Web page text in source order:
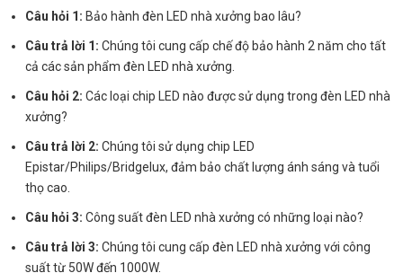
Câu hỏi 1: Bảo hành đèn LED nhà xưởng bao lâu?
Câu trả lời 1: Chúng tôi cung cấp chế độ bảo hành 2 năm cho tất
cả các sản phẩm đèn LED nhà xưởng.
Câu hỏi 2: Các loại chip LED nào được sử dụng trong đèn LED nhà
xưởng?
Câu trả lời 2: Chúng tôi sử dụng chip LED
Epistar/Philips/Bridgelux, đảm bảo chất lượng ánh sáng và tuổi
thọ cao.
Câu hỏi 3: Công suất đèn LED nhà xưởng có những loại nào?
Câu trả lời 3: Chúng tôi cung cấp đèn LED nhà xưởng với công
suất từ 50W đến 1000W.